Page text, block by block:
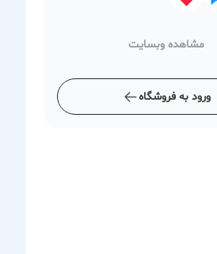
مشاهده وبسایت
ورود به فروشگاه